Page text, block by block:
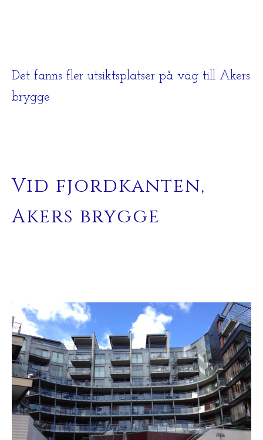
Det fanns fler utsiktsplatser på väg till Akers
brygge
Vid fjordkanten,
Akers brygge